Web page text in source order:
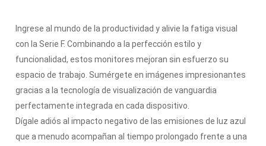
Ingrese al mundo de la productividad y alivie la fatiga visual
con la Serie F. Combinando a la perfección estilo y
funcionalidad, estos monitores mejoran sin esfuerzo su
espacio de trabajo. Sumérgete en imágenes impresionantes
gracias a la tecnología de visualización de vanguardia
perfectamente integrada en cada dispositivo.
Dígale adiós al impacto negativo de las emisiones de luz azul
que a menudo acompañan al tiempo prolongado frente a una